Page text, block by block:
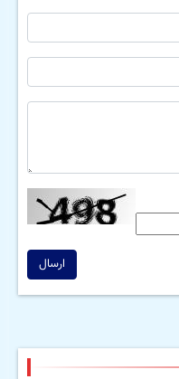
ارسال